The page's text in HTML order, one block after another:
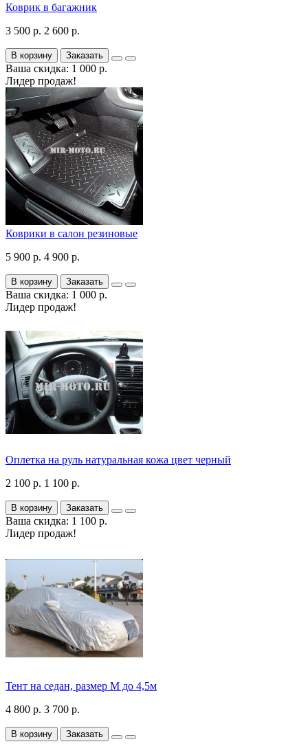
Коврик в багажник
3 500 р. 2 600 р.
В корзину Заказать
Ваша скидка: 1 000 р.
Лидер продаж!
Коврики в салон резиновые
5 900 р. 4 900 р.
В корзину Заказать
Ваша скидка: 1 000 р.
Лидер продаж!
Оплетка на руль натуральная кожа цвет черный
2 100 р. 1 100 р.
В корзину Заказать
Ваша скидка: 1 100 р.
Лидер продаж!
Тент на седан, размер М до 4,5м
4 800 р. 3 700 р.
В корзину Заказать